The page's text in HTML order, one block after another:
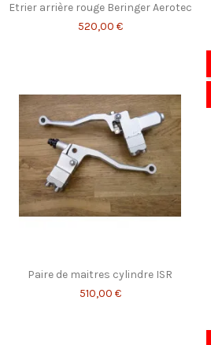
Etrier arrière rouge Beringer Aerotec
520,00 €
Paire de maitres cylindre ISR
510,00 €